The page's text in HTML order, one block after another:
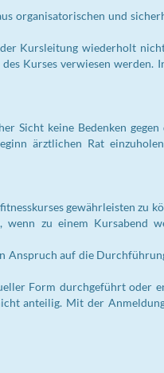
organisatorischen und
Kursleitung wiederholt
Kurses verwiesen werden.
Sicht keine Bedenken
ärztlichen Rat
gewährleisten zu
zu einem Kursabend
auf die
Form durchgeführt oder
anteilig. Mit der